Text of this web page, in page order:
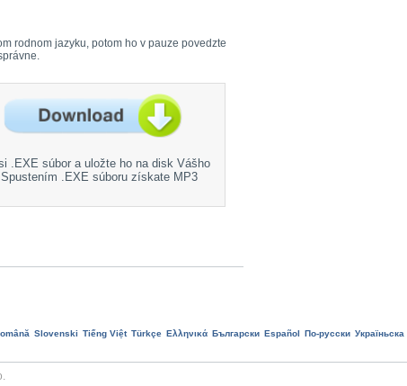
rodnom jazyku, potom ho v pauze povedzte
.EXE súbor a uložte ho na disk Vášho
.EXE súboru získate MP3
Slovenski Tiếng Việt Türkçe Ελληνικά Български Еspañol По-русски Україньска